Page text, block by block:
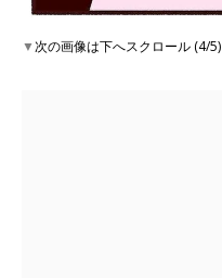
▼次の画像は下へスクロール (4/5)